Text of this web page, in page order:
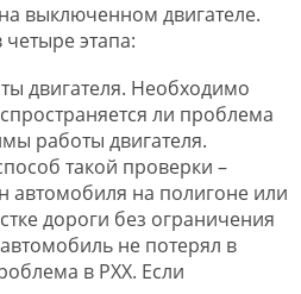
выключенном двигателе.
этапа:
двигателя. Необходимо
ли проблема
работы двигателя.
такой проверки –
автомобиля на полигоне или
дороги без ограничения
не потерял в
в РХХ. Если